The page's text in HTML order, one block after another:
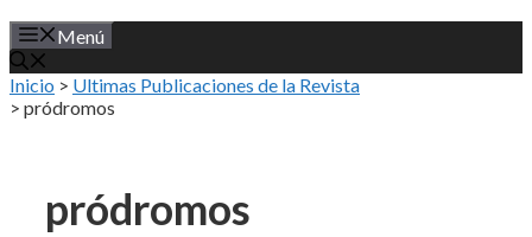
Menú
Inicio > Ultimas Publicaciones de la Revista
> pródromos
pródromos